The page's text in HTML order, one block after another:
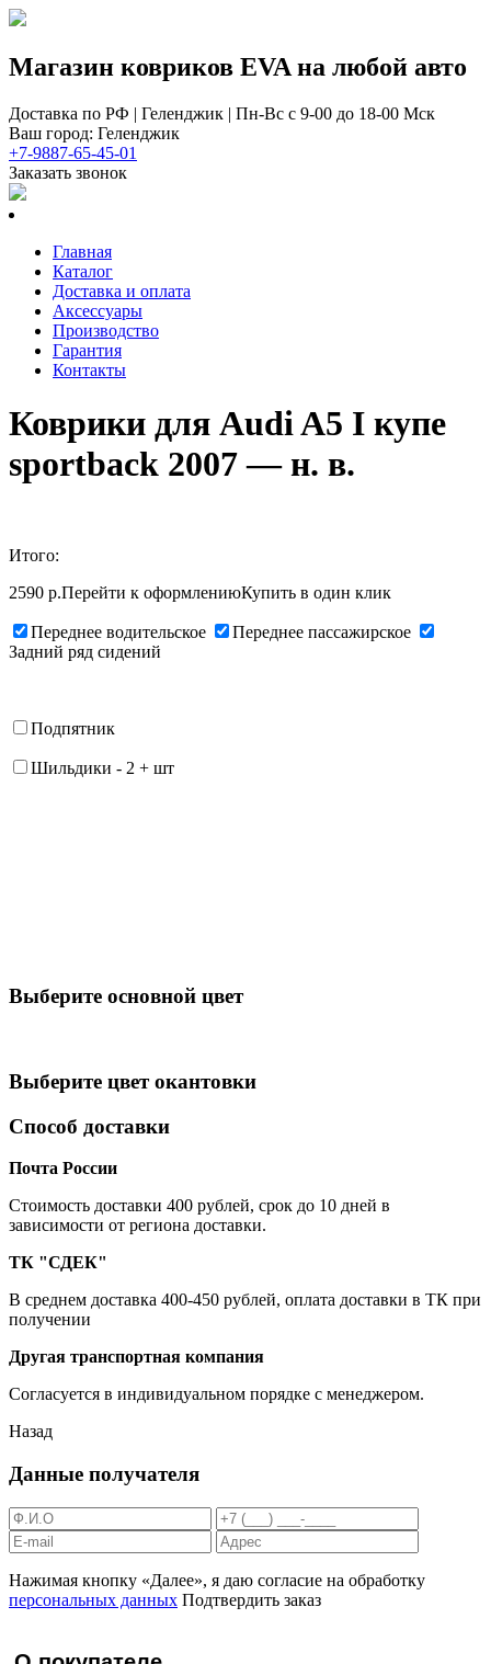
Магазин ковриков EVA ​на любой авто
Доставка по РФ | Геленджик | Пн-Вс с 9-00 до 18-00 Мск
Ваш город: Геленджик
+7-9887-65-45-01
Заказать звонок
Главная
Каталог
Доставка и оплата
Аксессуары
Производство
Гарантия
Контакты
Коврики для Audi A5 I купе
sportback 2007 — н. в.
Итого:
2590 р.Перейти к оформлениюКупить в один клик
Переднее водительское
Переднее пассажирское
Задний ряд сидений
Подпятник
Шильдики - 2 + шт
Выберите oсновной цвет
Выберите цвет окантовки
Способ доставки
Почта России
Cтоимость доставки 400 рублей, срок до 10 дней в
зависимости от региона доставки.
ТК "СДЕК"
В среднем доставка 400-450 рублей, оплата доставки в ТК при
получении
Другая транспортная компания
Согласуется в индивидуальном порядке с менеджером.
Назад
Данные получателя
Нажимая кнопку «Далее», я даю согласие на обработку
персональных данных Подтвердить заказ